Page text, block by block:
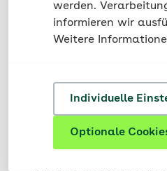
werden.
informieren wir
Weitere
Individuelle
Optionale
Eine Eichel- und